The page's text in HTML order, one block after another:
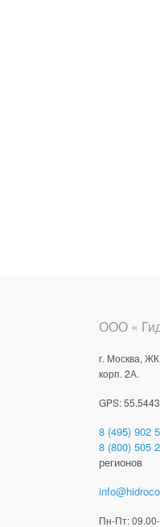
ООО «
г. Москва,
корп. 2А.
GPS:
8 (495) 902
8 (800) 505
регионов
Пн-Пт: